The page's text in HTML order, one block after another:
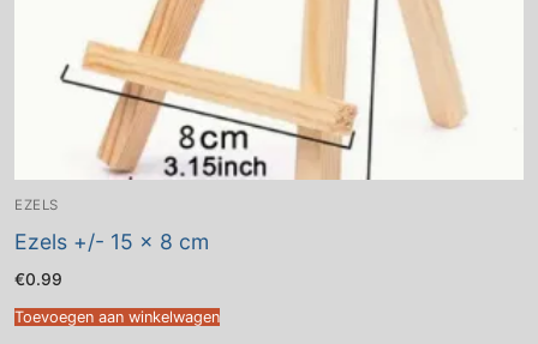
EZELS
Ezels +/- 15 x 8 cm
€0.99
Toevoegen aan winkelwagen